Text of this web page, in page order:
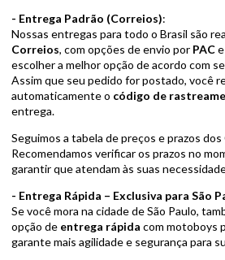
- Entrega Padrão (Correios):
Nossas entregas para todo o Brasil são
Correios, com opções de envio por PACe
escolher a melhor opção de acordo com
Assim que seu pedido for postado, você
automaticamente o código de
entrega.
Seguimos a tabela de preços e prazos
Recomendamos verificar os prazos no
garantir que atendam às suas
- Entrega Rápida – Exclusiva para São
Se você mora na cidade de São Paulo,
opção de entrega rápida com motoboys
garante mais agilidade e segurança para